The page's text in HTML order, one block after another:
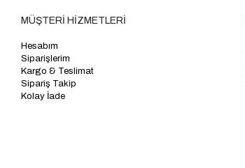
MÜŞTERİ HİZMETLERİ
Hesabım
Siparişlerim
Kargo & Teslimat
Sipariş Takip
Kolay İade